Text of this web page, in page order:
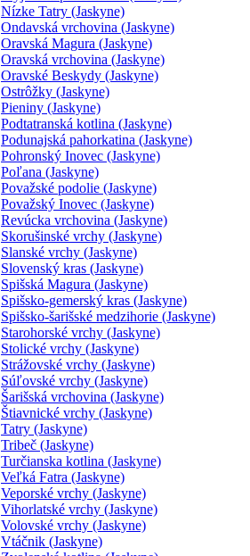
Nízke Tatry (Jaskyne)
Ondavská vrchovina (Jaskyne)
Oravská Magura (Jaskyne)
Oravská vrchovina (Jaskyne)
Oravské Beskydy (Jaskyne)
Ostrôžky (Jaskyne)
Pieniny (Jaskyne)
Podtatranská kotlina (Jaskyne)
Podunajská pahorkatina (Jaskyne)
Pohronský Inovec (Jaskyne)
Poľana (Jaskyne)
Považské podolie (Jaskyne)
Považský Inovec (Jaskyne)
Revúcka vrchovina (Jaskyne)
Skorušinské vrchy (Jaskyne)
Slanské vrchy (Jaskyne)
Slovenský kras (Jaskyne)
Spišská Magura (Jaskyne)
Spišsko-gemerský kras (Jaskyne)
Spišsko-šarišské medzihorie (Jaskyne)
Starohorské vrchy (Jaskyne)
Stolické vrchy (Jaskyne)
Strážovské vrchy (Jaskyne)
Súľovské vrchy (Jaskyne)
Šarišská vrchovina (Jaskyne)
Štiavnické vrchy (Jaskyne)
Tatry (Jaskyne)
Tribeč (Jaskyne)
Turčianska kotlina (Jaskyne)
Veľká Fatra (Jaskyne)
Veporské vrchy (Jaskyne)
Vihorlatské vrchy (Jaskyne)
Volovské vrchy (Jaskyne)
Vtáčnik (Jaskyne)